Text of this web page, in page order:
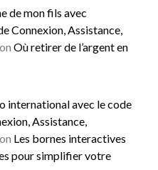
de mon fils avec
Connexion, Assistance,
on Où retirer de l’argent en
international avec le code
Assistance,
on Les bornes interactives
pour simplifier votre